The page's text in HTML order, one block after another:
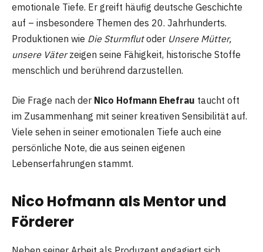
emotionale Tiefe. Er greift häufig deutsche Geschichte
auf – insbesondere Themen des 20. Jahrhunderts.
Produktionen wie Die Sturmflutoder Unsere Mütter,
unsere Väterzeigen seine Fähigkeit, historische Stoffe
menschlich und berührend darzustellen.
Die Frage nach der Nico Hofmann Ehefrau taucht oft
im Zusammenhang mit seiner kreativen Sensibilität auf.
Viele sehen in seiner emotionalen Tiefe auch eine
persönliche Note, die aus seinen eigenen
Lebenserfahrungen stammt.
Nico Hofmann als Mentor und
Förderer